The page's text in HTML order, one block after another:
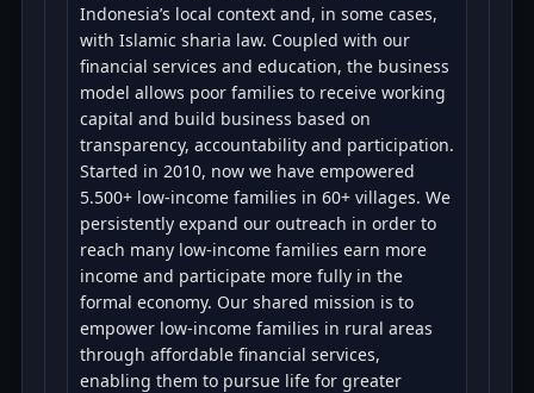
Indonesia’s local context and, in some cases,
with Islamic sharia law. Coupled with our
financial services and education, the business
model allows poor families to receive working
capital and build business based on
transparency, accountability and participation.
Started in 2010, now we have empowered
5.500+ low-income families in 60+ villages. We
persistently expand our outreach in order to
reach many low-income families earn more
income and participate more fully in the
formal economy. Our shared mission is to
empower low-income families in rural areas
through affordable financial services,
enabling them to pursue life for greater